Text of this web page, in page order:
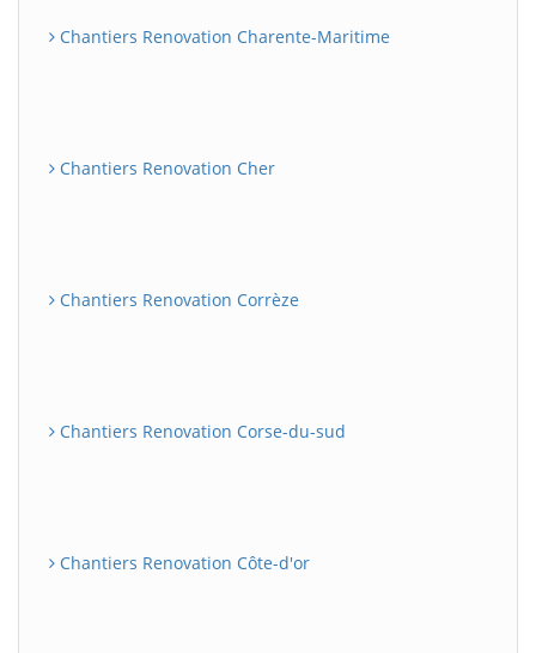
Chantiers Renovation Charente-Maritime
Chantiers Renovation Cher
Chantiers Renovation Corrèze
Chantiers Renovation Corse-du-sud
Chantiers Renovation Côte-d'or